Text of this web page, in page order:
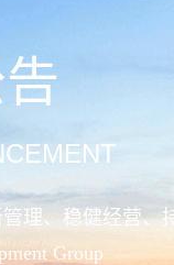
理、稳健经营、
Group